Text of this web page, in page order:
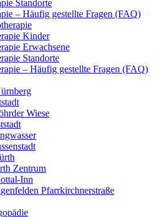
Standorte
– Häufig gestellte Fragen (FAQ)
Kinder
Erwachsene
Standorte
– Häufig gestellte Fragen (FAQ)
Wiese
Zentrum
Inn
Pfarrkirchnerstraße